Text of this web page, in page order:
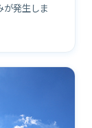
が発生しま